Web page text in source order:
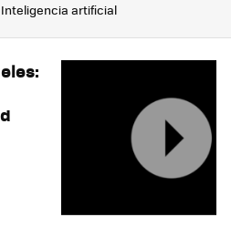
Inteligencia artificial